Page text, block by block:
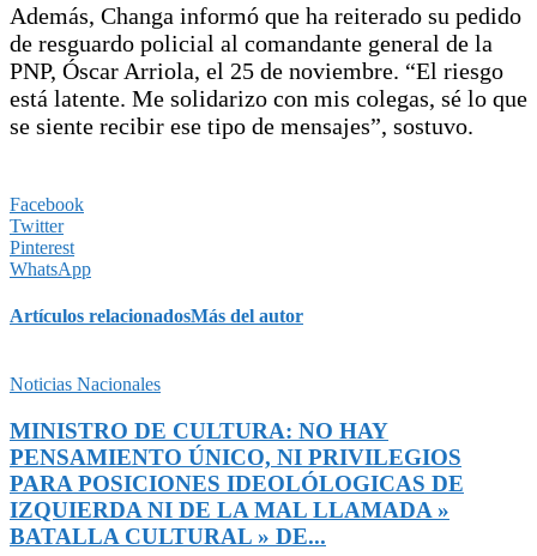
Además, Changa informó que ha reiterado su pedido
de resguardo policial al comandante general de la
PNP, Óscar Arriola, el 25 de noviembre. “El riesgo
está latente. Me solidarizo con mis colegas, sé lo que
se siente recibir ese tipo de mensajes”, sostuvo.
Facebook
Twitter
Pinterest
WhatsApp
Artículos relacionadosMás del autor
Noticias Nacionales
MINISTRO DE CULTURA: NO HAY
PENSAMIENTO ÚNICO, NI PRIVILEGIOS
PARA POSICIONES IDEOLÓLOGICAS DE
IZQUIERDA NI DE LA MAL LLAMADA »
BATALLA CULTURAL » DE...